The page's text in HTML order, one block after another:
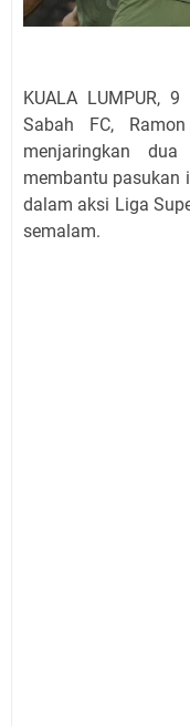
KUALA LUMPUR,
Sabah FC,
menjaringkan
membantu pasukan
dalam aksi Liga
semalam.